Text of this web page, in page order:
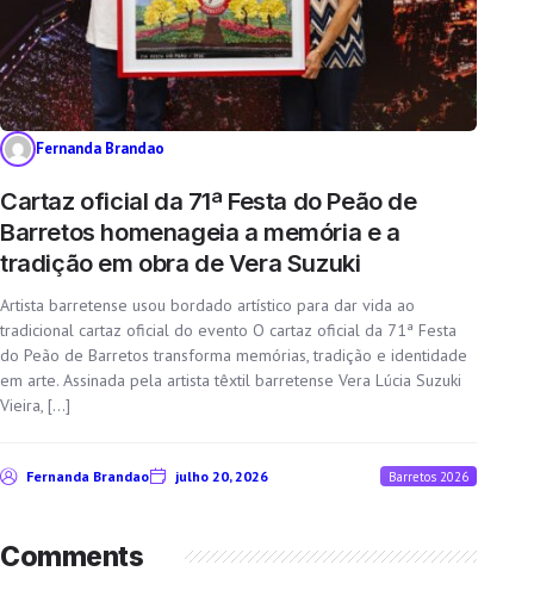
Fernanda Brandao
Cartaz oficial da 71ª Festa do Peão de
Barretos homenageia a memória e a
tradição em obra de Vera Suzuki
Artista barretense usou bordado artístico para dar vida ao
tradicional cartaz oficial do evento O cartaz oficial da 71ª Festa
do Peão de Barretos transforma memórias, tradição e identidade
em arte. Assinada pela artista têxtil barretense Vera Lúcia Suzuki
Vieira, […]
Fernanda Brandao julho 20, 2026 Barretos 2026
Comments